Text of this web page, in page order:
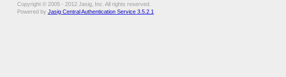
Copyright © 2005 - 2012 Jasig, Inc. All rights reserved.
Powered by Jasig Central Authentication Service 3.5.2.1